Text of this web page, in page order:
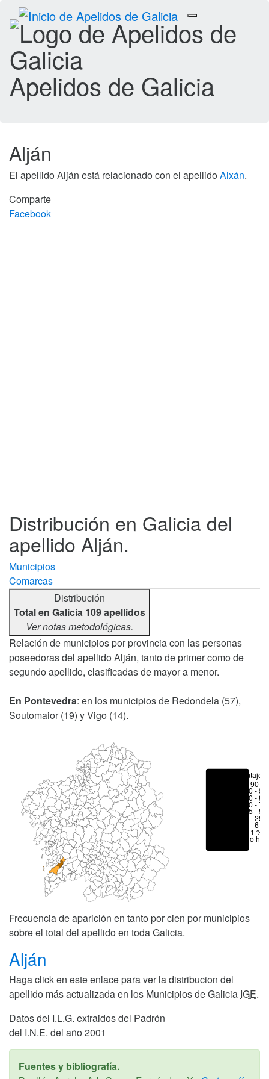
Toggle
navigation
Apelidos de Galicia
Alján
El apellido Alján está relacionado con el apellidoAlxán.
Comparte
Facebook
Distribución en Galicia del
apellido Alján.
Municipios
Comarcas
Distribución
Total en Galicia 109 apellidos
Ver notas metodológicas.
Relación de municipios por provincia con las personas
poseedoras del apellido Alján, tanto de primer como de
segundo apellido, clasificadas de mayor a menor.
En Pontevedra: en los municipios de Redondela (57),
Soutomaior (19) y Vigo (14).
Porcentajes
> 90 %
80 -
70 -
50 -
25 -
6 - 25
1 - 6 %
< 1 %
No hay
Frecuencia de aparición en tanto por cien por municipios
sobre el total del apellido en toda Galicia.
Alján
Haga click en este enlace para ver la distribucion del
apellido más actualizada en los Municipios de Galicia IGE.
Datos del I.L.G. extraidos del Padrón
del I.N.E. del año 2001
Fuentes y bibliografía.